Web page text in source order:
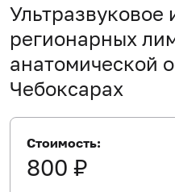
Ультразвуковое
регионарных
анатомической
Чебоксарах
Стоимость:
800 ₽